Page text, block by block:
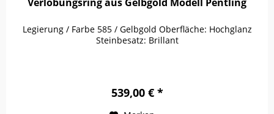
Legierung / Farbe 585 / Gelbgold Oberfläche: Hochglanz
Steinbesatz: Brillant
539,00 € *